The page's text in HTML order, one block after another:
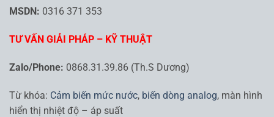
MSDN: 0316 371 353
TƯ VẤN GIẢI PHÁP – KỸ THUẬT
Zalo/Phone: 0868.31.39.86 (Th.S Dương)
Từ khóa: Cảm biến mức nước, biến dòng analog, màn hình
hiển thị nhiệt độ – áp suất